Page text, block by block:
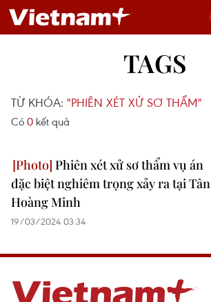
TAGS
TỪ KHÓA: "PHIÊN XÉT XỬ SƠ THẨM"
Có 0 kết quả
Phiên xét xử sơ thẩm vụ án
đặc biệt nghiêm trọng xảy ra tại Tân
Hoàng Minh
19/03/2024 03:34